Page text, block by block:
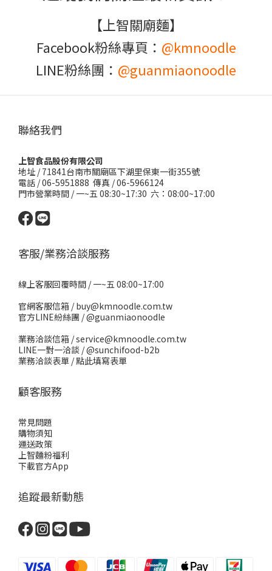
【上智關廟麵】
Facebook粉絲專頁： @kmnoodle
LINE粉絲團： @guanmiaonoodle
聯絡我們
上智食品股份有限公司
地址 /71841台南市關廟區下湖里保東一街355號
電話 / 06-5951888 傳真 / 06-5966124
門市營業時間 / 一~五 08:30~17:30 六：08:00~17:00
客服/業務洽談服務
線上客服回覆時間 / 一~五 08:00~17:00
官網客服信箱 / buy@kmnoodle.com.tw
官方LINE紛絲團 /@guanmiaonoodle
業務洽談信箱 / service@kmnoodle.com.tw
LINE一對一洽談 /@sunchifood-b2b
業務洽談表單 /點此填寫表單
顧客服務
常見問題
購物須知
運送政策
上智麵粉福利
下載官方App
追蹤最新動態